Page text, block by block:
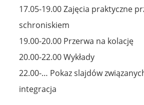
17.05-19.00 Zajęcia praktyczne
schroniskiem
19.00-20.00 Przerwa na kolację
20.00-22.00 Wykłady
22.00-… Pokaz slajdów
integracja